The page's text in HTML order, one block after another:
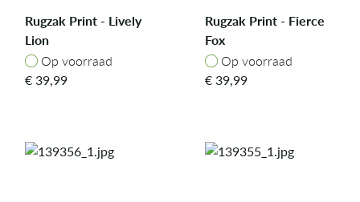
Rugzak Print - Lively
Lion
Op voorraad
Op voorraad
€39,99
Rugzak Print - Fierce
Fox
Op voorraad
Op voorraad
€39,99